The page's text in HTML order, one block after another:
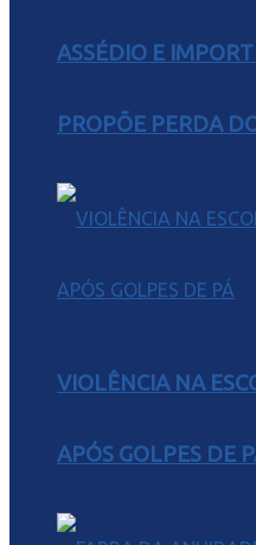
ASSÉDIO E
PROPÕE PERDA
VIOLÊNCIA NA
APÓS GOLPES DE